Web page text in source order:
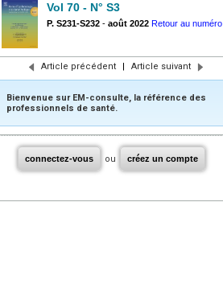
Vol 70 - N° S3
P. S231-S232 - août 2022 Retour au numéro
Article précédent | Article suivant
Bienvenue sur EM-consulte, la référence des
professionnels de santé.
connectez-vous ou créez un compte